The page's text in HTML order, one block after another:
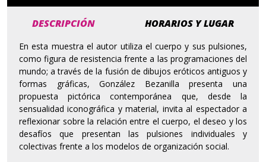
DESCRIPCIÓN HORARIOS Y LUGAR
En esta muestra el autor utiliza el cuerpo y sus pulsiones,
como figura de resistencia frente a las programaciones del
mundo; a través de la fusión de dibujos eróticos antiguos y
formas gráficas, González Bezanilla presenta una
propuesta pictórica contemporánea que, desde la
sensualidad iconográfica y material, invita al espectador a
reflexionar sobre la relación entre el cuerpo, el deseo y los
desafíos que presentan las pulsiones individuales y
colectivas frente a los modelos de organización social.